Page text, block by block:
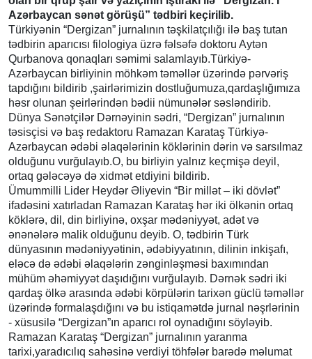
Azərbaycan sənət görüşü” tədbiri keçirilib.
Türkiyənin “Dergizan” jurnalının təşkilatçılığı ilə baş tutan
tədbirin aparıcısı filologiya üzrə fəlsəfə doktoru Aytən
Qurbanova qonaqları səmimi salamlayıb.Türkiyə-
Azərbaycan birliyinin möhkəm təməllər üzərində pərvəriş
tapdığını bildirib ,şairlərimizin dostluğumuza,qardaşlığımıza
həsr olunan şeirlərindən bədii nümunələr səsləndirib.
Dünya Sənətçilər Dərnəyinin sədri, “Dergizan” jurnalının
təsisçisi və baş redaktoru Ramazan Karataş Türkiyə-
Azərbaycan ədəbi əlaqələrinin köklərinin dərin və sarsılmaz
olduğunu vurğulayıb.O, bu birliyin yalnız keçmişə deyil,
ortaq gələcəyə də xidmət etdiyini bildirib.
Ümummilli Lider Heydər Əliyevin “Bir millət – iki dövlət”
ifadəsini xatırladan Ramazan Karataş hər iki ölkənin ortaq
köklərə, dil, din birliyinə, oxşar mədəniyyət, adət və
ənənələrə malik olduğunu deyib. O, tədbirin Türk
dünyasının mədəniyyətinin, ədəbiyyatının, dilinin inkişafı,
eləcə də ədəbi əlaqələrin zənginləşməsi baxımından
mühüm əhəmiyyət daşıdığını vurğulayıb. Dərnək sədri iki
qardaş ölkə arasında ədəbi körpülərin tarixən güclü təməllər
üzərində formalaşdığını və bu istiqamətdə jurnal nəşrlərinin
- xüsusilə “Dergizan”ın aparıcı rol oynadığını söyləyib.
Ramazan Karataş “Dergizan” jurnalının yaranma
tarixi,yaradıcılıq sahəsinə verdiyi töhfələr barədə məlumat